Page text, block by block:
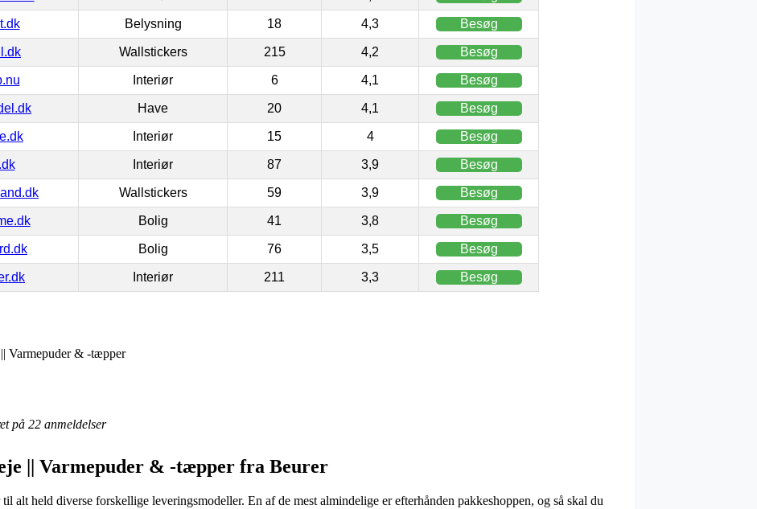
Belysning 18 4,3 Besøg
Wallstickers 215 4,2 Besøg
Interiør 6 4,1 Besøg
Have 20 4,1 Besøg
Interiør 15 4 Besøg
Interiør 87 3,9 Besøg
Wallstickers 59 3,9 Besøg
Bolig 41 3,8 Besøg
Bolig 76 3,5 Besøg
Interiør 211 3,3 Besøg
Varmepuder & -tæpper
på 22 anmeldelser
|| Varmepuder & -tæpper fra Beurer
alt held diverse forskellige leveringsmodeller. En af de mest almindelige er efterhånden pakkeshoppen, og så skal du